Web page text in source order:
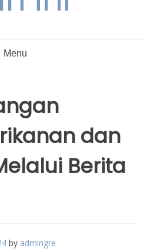
Menu
dan
Berita
by admingre